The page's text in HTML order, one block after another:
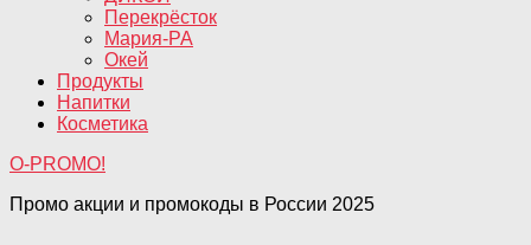
Перекрёсток
Мария-РА
Окей
Продукты
Напитки
Косметика
O-PROMO!
Промо акции и промокоды в России 2025